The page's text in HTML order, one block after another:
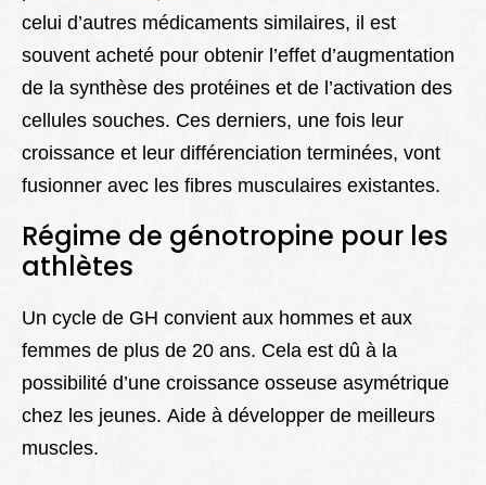
celui d’autres médicaments similaires, il est
souvent acheté pour obtenir l’effet d’augmentation
de la synthèse des protéines et de l’activation des
cellules souches. Ces derniers, une fois leur
croissance et leur différenciation terminées, vont
fusionner avec les fibres musculaires existantes.
Régime de génotropine pour les
athlètes
Un cycle de GH convient aux hommes et aux
femmes de plus de 20 ans. Cela est dû à la
possibilité d’une croissance osseuse asymétrique
chez les jeunes. Aide à développer de meilleurs
muscles.